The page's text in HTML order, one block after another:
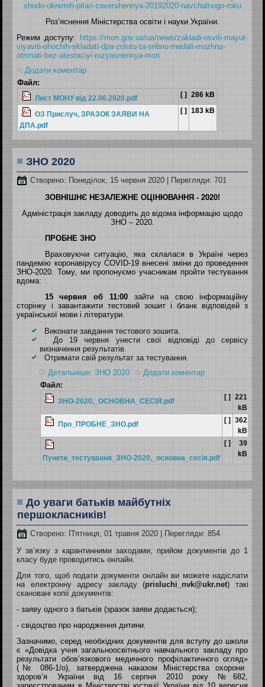
shodo-okremih-pitan-zavershennya-20192020-navchalnogo-roku
Роз’яснення Міністерства освіти і науки України.
Режим доступу:
https://mon.gov.ua/ua/news/zakladi-osviti-mayut-
viyaviti-ohochih-skladati-dpa-zolotu-ta-sribnu-medali-mozhna-
otrimati-bez-atestaciyi-rozyasnennya-mon
Додати коментар
Файл:
Лист МОНУ від 22.06.2020.pdf [ ] 286 kB
ОЗ Прислуч, ЗРАЗОК ЗАЯВИ НА
ДПА.pdf
[ ] 183 kB
ЗНО 2020
Створено: Понеділок, 15 червня 2020 | Перегляди: 701
ЗОВНІШНЄ НЕЗАЛЕЖНЕ ОЦІНЮВАННЯ - 2020!
Адміністрація закладу доводить до відома інформацію щодо
ЗНО – 2020.
ПРОБНЕ ЗНО
Враховуючи ситуацію, яка склалася в Україні через
пандемію коронавірусуCOVID-19 внесені зміни до проведення
ЗНО-2020.Тому, ми пропонуємо учасникам пройти тестування
вдома:
15 червня об 11:00
зайти на свою інформаційну
сторінку і завантажити тестовий зошит і бланк відповідей з
української мови і літератури.
Виконати завдання тестового зошита.
До 19 червня унести свої відповіді до сервісу
визначення результатів.
Отримати свій результат за тестування.
Детальніше: ЗНО 2020
Додати коментар
Файл:
ЗНО-2020,_ОСНОВНА_СЕСIЯ.pdf
[ ]
221
kB
Про_ПРОБНЕ_ЗНО.pdf
[ ]
362
kB
Пункти_тестування_ЗНО-2020,_основна_сесiя.pdf
[ ]
39
kB
До уваги батьків майбутніх
першокласників!
Створено: П'ятниця, 01 травня 2020 | Перегляди: 854
У зв’язку з карантинними заходами, прийом документів до 1
класу буде проводитись онлайн.
Для того, щоб подати документи онлайн ви можете надіслати
на
електронну адресу закладу (prisluchi nvk@ukr.net)
такі
сканованікопії документів:
- заяву одного з батьків (зразок заяви додається);
- свідоцтво про народження дитини.
Зазначимо, серед необхідних документів для вступу до школи
є«Довідка учня загальноосвітнього навчального закладупро
результати обов’язкового медичного профілактичногоогляд»
(№ 086-1/о), затверджена наказом Міністерства охорони
здоров’я України від 16 серпня 2010 року №682,